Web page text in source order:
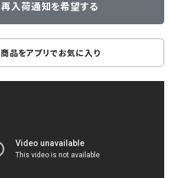
再入荷通知を希望する
商品をアプリでお気に入り